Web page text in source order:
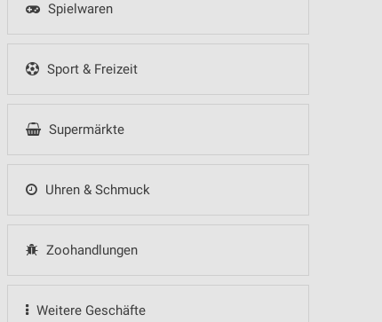
Spielwaren
Sport & Freizeit
Supermärkte
Uhren & Schmuck
Zoohandlungen
Weitere Geschäfte